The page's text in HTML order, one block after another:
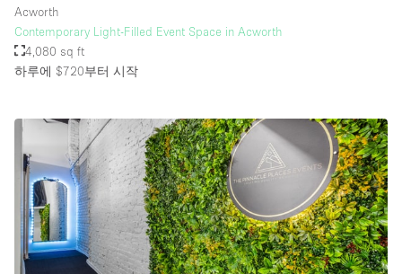
Acworth
Contemporary Light-Filled Event Space in Acworth
4,080 sq ft
하루에 $720부터 시작